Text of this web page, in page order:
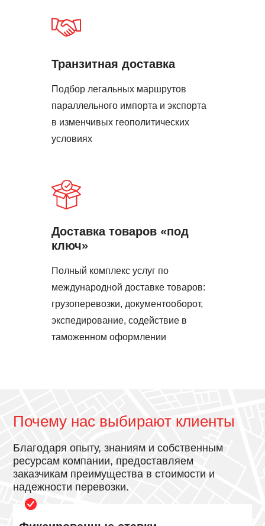
Транзитная доставка
Подбор легальных маршрутов
параллельного импорта и экспорта
в изменчивых геополитических
условиях
Доставка товаров «под
ключ»
Полный комплекс услуг по
международной доставке товаров:
грузоперевозки, документооборот,
экспедирование, содействие в
таможенном оформлении
Почему нас выбирают клиенты
Благодаря опыту, знаниям и собственным
ресурсам компании, предоставляем
заказчикам преимущества в стоимости и
надежности перевозки.